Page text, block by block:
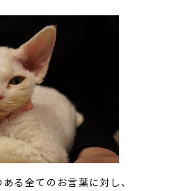
る全てのお言葉に対し、